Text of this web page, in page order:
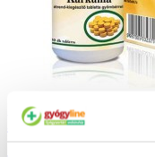
Herbária